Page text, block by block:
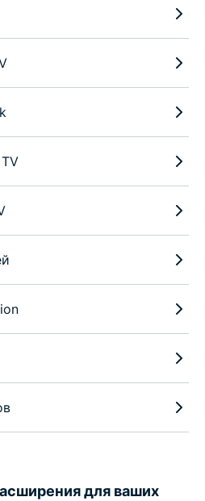
для ваших